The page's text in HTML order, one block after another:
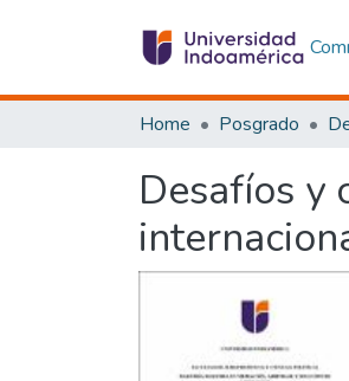
Home Posgrado
Desafíos y